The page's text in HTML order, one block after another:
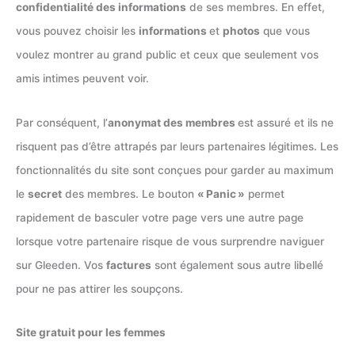
confidentialité des informations de ses membres. En effet,
vous pouvez choisir les informations et photos que vous
voulez montrer au grand public et ceux que seulement vos
amis intimes peuvent voir.
Par conséquent, l’anonymat des membres est assuré et ils ne
risquent pas d’être attrapés par leurs partenaires légitimes. Les
fonctionnalités du site sont conçues pour garder au maximum
le secret des membres. Le bouton « Panic » permet
rapidement de basculer votre page vers une autre page
lorsque votre partenaire risque de vous surprendre naviguer
sur Gleeden. Vos factures sont également sous autre libellé
pour ne pas attirer les soupçons.
Site gratuit pour les femmes